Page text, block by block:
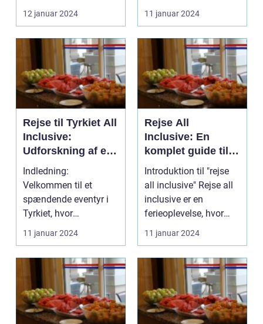
Har du nogen...
12 januar 2024
rejsemål, der...
11 januar 2024
Rejse til Tyrkiet All
Inclusive:
Udforskning af et
Ultimativt Feriemål
Indledning:
Velkommen til et
spændende eventyr i
Tyrkiet, hvor
mulighederne er
uendelige og hvor du ...
11 januar 2024
Rejse All
Inclusive: En
komplet guide til
den ultimative
ferieoplevelse
Introduktion til "rejse
all inclusive" Rejse all
inclusive er en
ferieoplevelse, hvor
rejsende får ...
11 januar 2024